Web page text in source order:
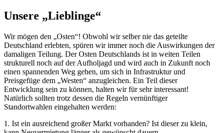
Unsere „Lieblinge“
Wir mögen den „Osten“! Obwohl wir selber nie das geteilte
Deutschland erlebten, spüren wir immer noch die Auswirkungen der
damaligen Teilung. Der Osten Deutschlands ist in weiten Teilen
strukturell noch auf der Aufholjagd und wird auch in Zukunft noch
einen spannenden Weg gehen, um sich in Infrastruktur und
Preisgefüge dem „Westen“ anzugleichen. Ein Teil dieser
Entwicklung sein zu können, halten wir für sehr interessant!
Natürlich sollten trotz dessen die Regeln vernünftiger
Standortwahlen eingehalten werden:
1. Ist ein ausreichend großer Markt vorhanden? Ist dieser zu klein,